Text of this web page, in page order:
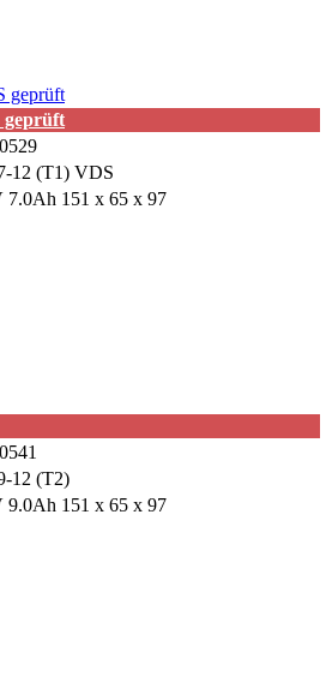
geprüft
12 (T1) VDS
7.0Ah 151 x 65 x 97
12 (T2)
9.0Ah 151 x 65 x 97